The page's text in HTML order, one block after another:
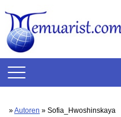
»Autoren » Sofia_Hwoshinskaya